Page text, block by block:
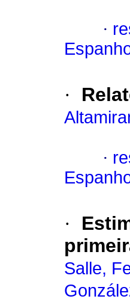
·
·
·
·
Salle,